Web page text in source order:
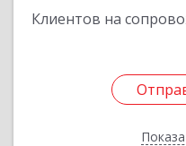
Клиентов на